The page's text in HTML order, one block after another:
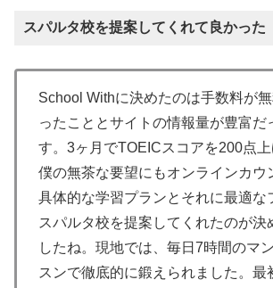
スパルタ校を提案してくれて良かった
School Withに決めたのは手数料が
ったこととサイトの情報量が豊富だ
す。3ヶ月でTOEICスコアを200点上
僕の無茶な要望にもオンラインカウ
具体的な学習プランとそれに最適な
スパルタ校を提案してくれたのが決
したね。現地では、毎日7時間のマ
スンで徹底的に鍛えられました。最